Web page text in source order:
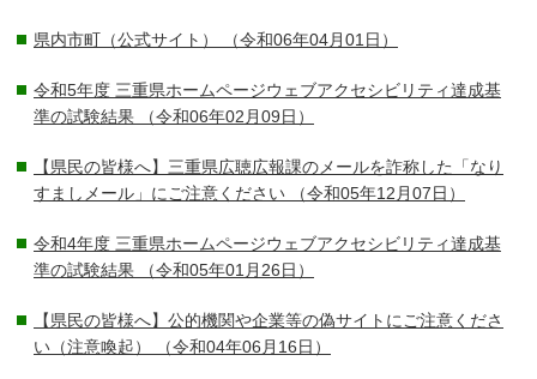
県内市町（公式サイト） （令和06年04月01日）
令和5年度 三重県ホームページウェブアクセシビリティ達成基
準の試験結果 （令和06年02月09日）
【県民の皆様へ】三重県広聴広報課のメールを詐称した「なり
すましメール」にご注意ください （令和05年12月07日）
令和4年度 三重県ホームページウェブアクセシビリティ達成基
準の試験結果 （令和05年01月26日）
【県民の皆様へ】公的機関や企業等の偽サイトにご注意くださ
い（注意喚起）
（令和04年06月16日）